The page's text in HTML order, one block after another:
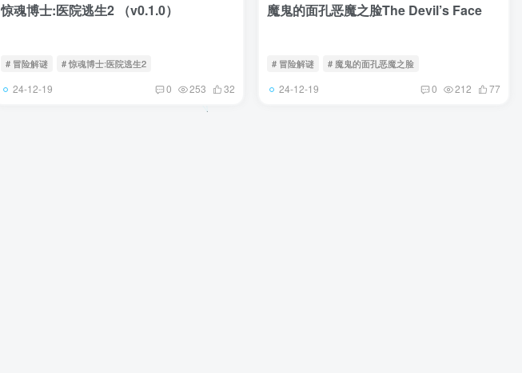
惊魂博士:医院逃生2 （v0.1.0）
# 冒险解谜 # 惊魂博士:医院逃生2
24-12-19 0 253 32
魔鬼的面孔恶魔之脸The Devil’s Face
# 冒险解谜 # 魔鬼的面孔恶魔之脸
24-12-19 0 212 77